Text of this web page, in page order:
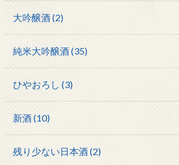
大吟醸酒(2)
純米大吟醸酒(35)
ひやおろし (3)
新酒(10)
残り少ない日本酒(2)